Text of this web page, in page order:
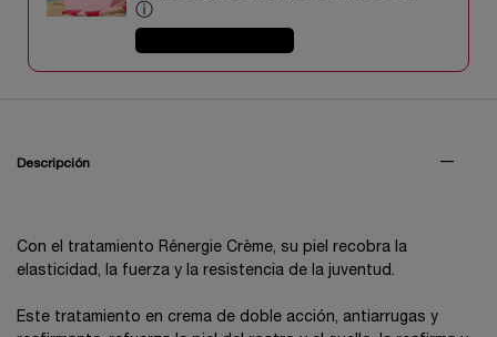
ⓘ
Descripción
Con el tratamiento Rénergie Crème, su piel recobra la
elasticidad, la fuerza y la resistencia de la juventud.
Este tratamiento en crema de doble acción, antiarrugas y